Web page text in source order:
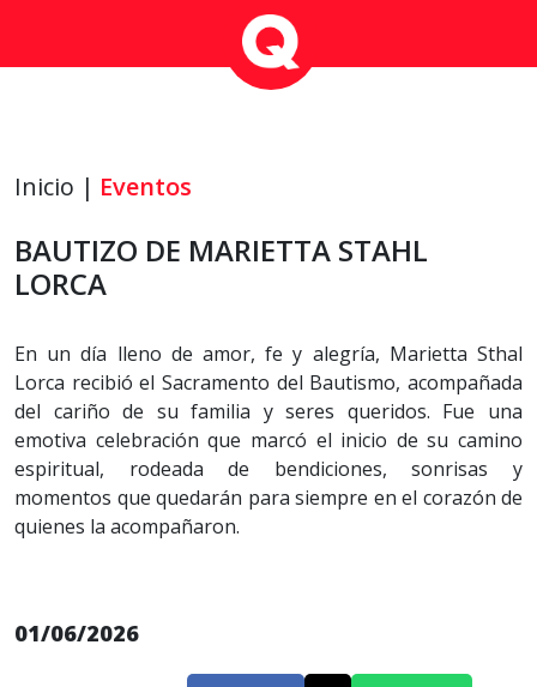
Inicio | Eventos
BAUTIZO DE MARIETTA STAHL
LORCA
En un día lleno de amor, fe y alegría, Marietta Sthal
Lorca recibió el Sacramento del Bautismo, acompañada
del cariño de su familia y seres queridos. Fue una
emotiva celebración que marcó el inicio de su camino
espiritual, rodeada de bendiciones, sonrisas y
momentos que quedarán para siempre en el corazón de
quienes la acompañaron.
01/06/2026